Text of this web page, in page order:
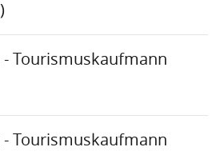
Tourismuskaufmann
Tourismuskaufmann